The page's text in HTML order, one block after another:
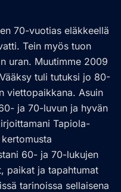
70-vuotias eläkkeellä
Tein myös tuon
uran. Muutimme 2009
tuli tutuksi jo 80-
viettopaikkana. Asuin
ja 70-luvun ja hyvän
Tapiola-
60- ja 70-lukujen
paikat ja tapahtumat
tarinoissa sellaisena